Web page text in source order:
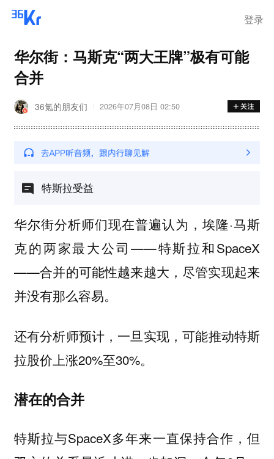
登录
华尔街：马斯克“两大王牌”极有可能
合并
36氪的朋友们 2026年07月08日 02:50
特斯拉受益
华尔街分析师们现在普遍认为，埃隆·马斯
克的两家最大公司——特斯拉和SpaceX
——合并的可能性越来越大，尽管实现起来
并没有那么容易。
还有分析师预计，一旦实现，可能推动特斯
拉股价上涨20%至30%。
潜在的合并
特斯拉与SpaceX多年来一直保持合作，但